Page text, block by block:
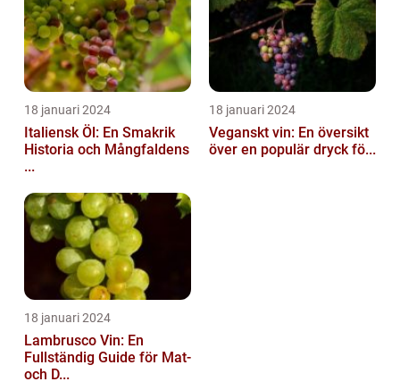
18 januari 2024
Italiensk Öl: En Smakrik
Historia och Mångfaldens
...
18 januari 2024
Veganskt vin: En översikt
över en populär dryck fö...
18 januari 2024
Lambrusco Vin: En
Fullständig Guide för Mat-
och D...